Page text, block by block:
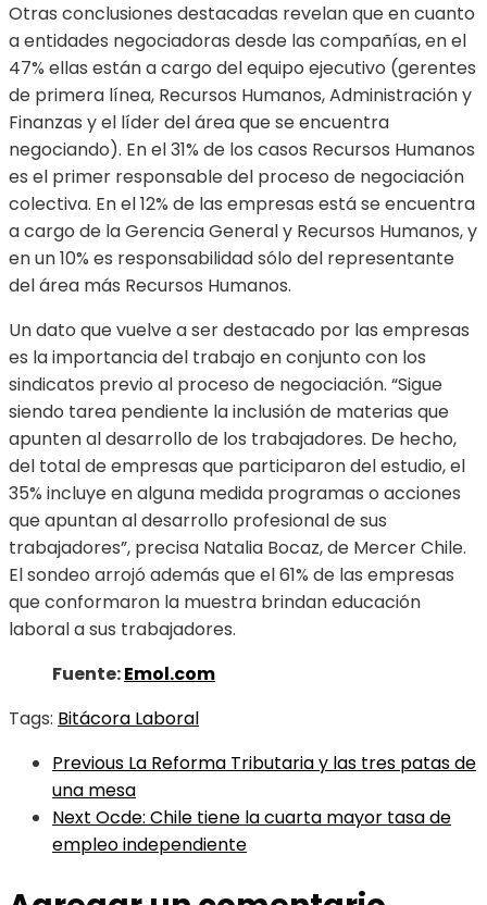
Otras conclusiones destacadas revelan que en cuanto
a entidades negociadoras desde las compañías, en el
47% ellas están a cargo del equipo ejecutivo (gerentes
de primera línea, Recursos Humanos, Administración y
Finanzas y el líder del área que se encuentra
negociando). En el 31% de los casos Recursos Humanos
es el primer responsable del proceso de negociación
colectiva. En el 12% de las empresas está se encuentra
a cargo de la Gerencia General y Recursos Humanos, y
en un 10% es responsabilidad sólo del representante
del área más Recursos Humanos.
Un dato que vuelve a ser destacado por las empresas
es la importancia del trabajo en conjunto con los
sindicatos previo al proceso de negociación. “Sigue
siendo tarea pendiente la inclusión de materias que
apunten al desarrollo de los trabajadores. De hecho,
del total de empresas que participaron del estudio, el
35% incluye en alguna medida programas o acciones
que apuntan al desarrollo profesional de sus
trabajadores”, precisa Natalia Bocaz, de Mercer Chile.
El sondeo arrojó además que el 61% de las empresas
que conformaron la muestra brindan educación
laboral a sus trabajadores.
Fuente:Emol.com
Tags: Bitácora Laboral
Previous La Reforma Tributaria y las tres patas de
una mesa
Next Ocde: Chile tiene la cuarta mayor tasa de
empleo independiente